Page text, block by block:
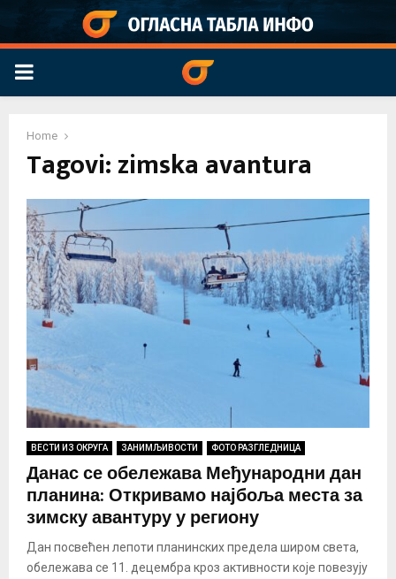
PRIMARY
Home
Tagovi: zimska avantura
ВЕСТИ ИЗ ОКРУГА ЗАНИМЉИВОСТИ ФОТО РАЗГЛЕДНИЦА
Данас се обележава Међународни дан
планина: Откривамо најбоља места за
зимску авантуру у региону
Дан посвећен лепоти планинских предела широм света,
обележава се 11. децембра кроз активности које повезују